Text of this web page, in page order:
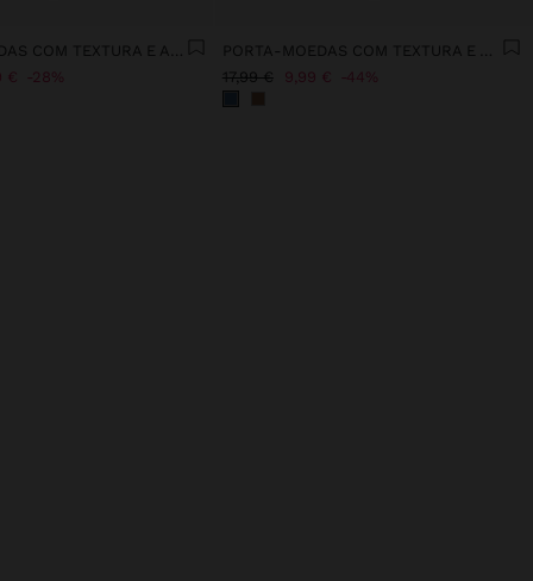
PORTA-MOEDAS COM TEXTURA E ALÇA DE CORDÃO
€ 28%
PORTA-MOEDAS COM TEXTURA E ABA
17,99 € 9,99 € 44%